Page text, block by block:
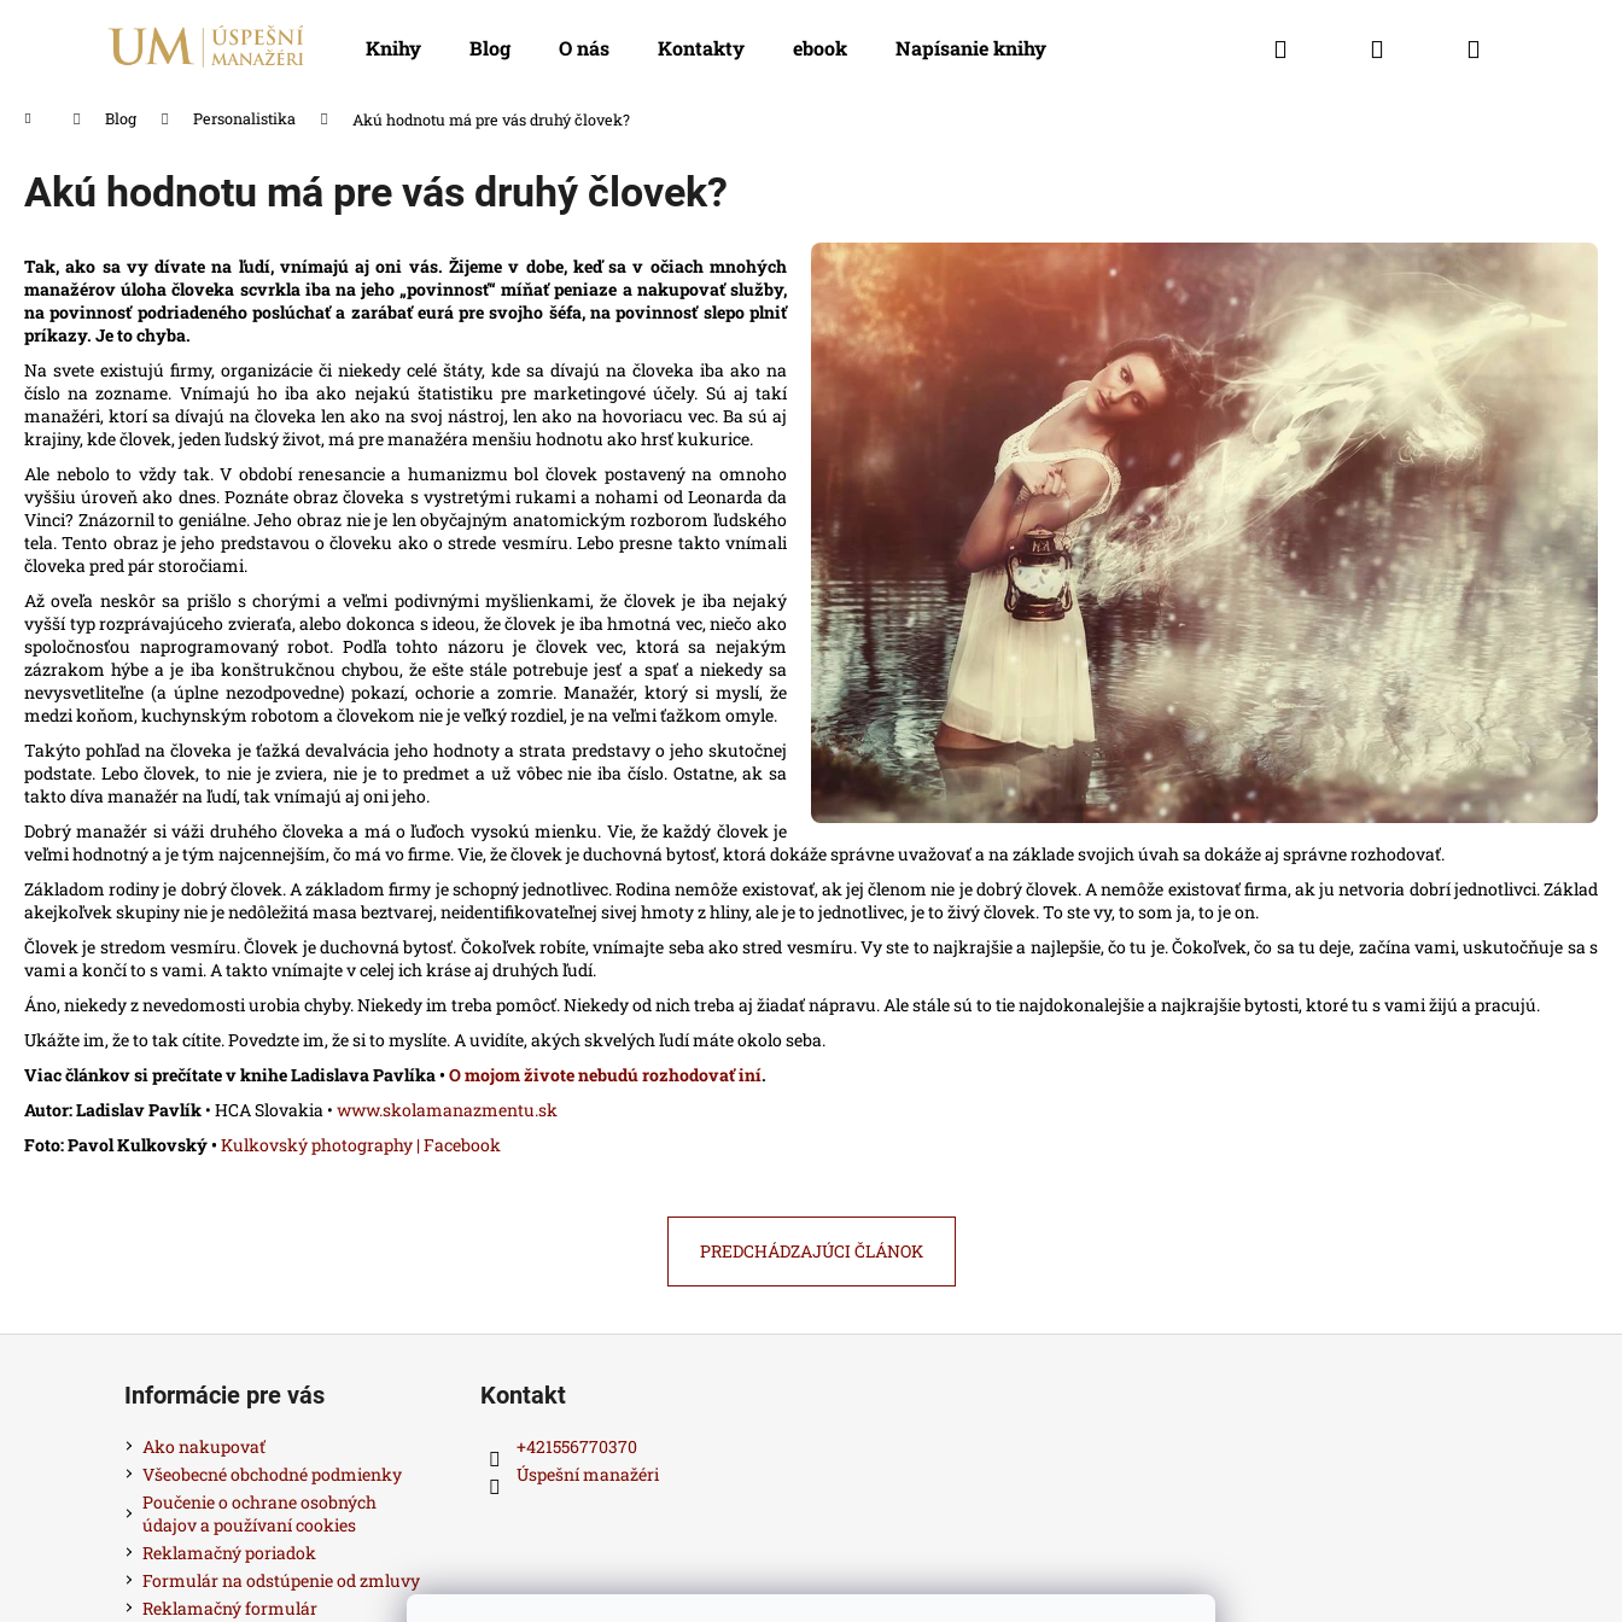
Knihy Blog O nás Kontakty ebook Napísanie knihy Hľadať PrihlásenieNákupný
Domov Blog Personalistika Akú hodnotu má pre vás druhý človek?
Akú hodnotu má pre vás druhý človek?
Tak, ako sa vy dívate na ľudí, vnímajú aj oni vás.Žijeme v dobe, keď sa v očiach mnohých
manažérov úloha človeka scvrkla iba na jeho „povinnosť“ míňať peniaze a nakupovať služby,
na povinnosť podriadeného poslúchať a zarábať eurá pre svojho šéfa, na povinnosť slepo plniť
príkazy. Je to chyba.
Na svete existujú firmy, organizácie či niekedy celé štáty, kde sa dívajú na človeka iba ako na
číslo na zozname. Vnímajú ho iba ako nejakú štatistiku pre marketingové účely. Sú aj takí
manažéri, ktorí sa dívajú na človeka len ako na svoj nástroj, len ako na hovoriacu vec. Ba sú aj
krajiny, kde človek, jeden ľudský život, má pre manažéra menšiu hodnotu ako hrsť kukurice.
Ale nebolo to vždy tak. V období renesancie a humanizmu bol človek postavený na omnoho
vyššiu úroveň ako dnes. Poznáte obraz človeka s vystretými rukami a nohami od Leonarda da
Vinci? Znázornil to geniálne. Jeho obraz nie je len obyčajným anatomickým rozborom ľudského
tela. Tento obraz je jeho predstavou o človeku ako o strede vesmíru. Lebo presne takto vnímali
človeka pred pár storočiami.
Až oveľa neskôr sa prišlo s chorými a veľmi podivnými myšlienkami, že človek je iba nejaký
vyšší typ rozprávajúceho zvieraťa, alebo dokonca s ideou, že človek je iba hmotná vec, niečo ako
spoločnosťou naprogramovaný robot. Podľa tohto názoru je človek vec, ktorá sa nejakým
zázrakom hýbe a je iba konštrukčnou chybou, že ešte stále potrebuje jesť a spať a niekedy sa
nevysvetliteľne (a úplne nezodpovedne) pokazí, ochorie a zomrie. Manažér, ktorý si myslí, že
medzi koňom, kuchynským robotom a človekom nie je veľký rozdiel, je na veľmi ťažkom omyle.
Takýto pohľad na človeka je ťažká devalvácia jeho hodnoty a strata predstavy o jeho skutočnej
podstate. Lebo človek, to nie je zviera, nie je to predmet a už vôbec nie iba číslo. Ostatne, ak sa
takto díva manažér na ľudí, tak vnímajú aj oni jeho.
Dobrý manažér si váži druhého človeka a má o ľuďoch vysokú mienku. Vie, že každý človek je
veľmi hodnotný a je tým najcennejším, čo má vo firme. Vie, že človek je duchovná bytosť, ktorá dokáže správne uvažovať a na základe svojich úvah sa dokáže aj správne rozhodovať.
Základom rodiny je dobrý človek. A základom firmy je schopný jednotlivec. Rodina nemôže existovať, ak jej členom nie je dobrý človek. A nemôže existovať firma, ak ju netvoria dobrí jednotlivci. Základ
akejkoľvek skupiny nie je nedôležitá masa beztvarej, neidentifikovateľnej sivej hmoty z hliny, ale je to jednotlivec, je to živý človek. To ste vy, to som ja, to je on.
Človek je stredom vesmíru. Človek je duchovná bytosť. Čokoľvek robíte, vnímajte seba ako stred vesmíru. Vy ste to najkrajšie a najlepšie, čo tu je. Čokoľvek, čo sa tu deje, začína vami, uskutočňuje sa s
vami a končí to s vami. A takto vnímajte v celej ich kráse aj druhých ľudí.
Áno, niekedy z nevedomosti urobia chyby. Niekedy im treba pomôcť. Niekedy od nich treba aj žiadať nápravu. Ale stále sú to tie najdokonalejšie a najkrajšie bytosti, ktoré tu s vami žijú a pracujú.
Ukážte im, že to tak cítite. Povedzte im, že si to myslíte. A uvidíte, akých skvelých ľudí máte okolo seba.
Viac článkov si prečítate v knihe Ladislava Pavlíka • O mojom živote nebudú rozhodovať iní.
Autor: Ladislav Pavlík • HCA Slovakia • www.skolamanazmentu.sk
Foto: Pavol Kulkovský • Kulkovský photography | Facebook
PREDCHÁDZAJÚCI ČLÁNOK
Späť
obchodu
Späť
obchodu
Čo potrebujete nájsť?
Odporúčame
Informácie pre vás
Ako nakupovať
Všeobecné obchodné podmienky
Poučenie o ochrane osobných
údajov a používaní cookies
Reklamačný poriadok
Formulár na odstúpenie od zmluvy
Reklamačný formulár
Kontakt
+421556770370
Úspešní manažéri